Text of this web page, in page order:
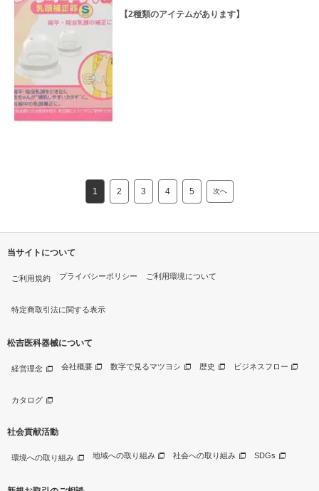
【2種類のアイテムがあります】
1 2 3 4 5 次へ
当サイトについて
ご利用規約 プライバシーポリシー ご利用環境について
特定商取引法に関する表示
松吉医科器械について
経営理念 会社概要 数字で見るマツヨシ 歴史 ビジネスフロー
カタログ
社会貢献活動
環境への取り組み 地域への取り組み 社会への取り組み SDGs